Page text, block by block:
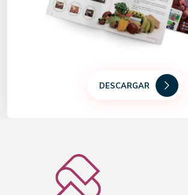
DESCARGAR